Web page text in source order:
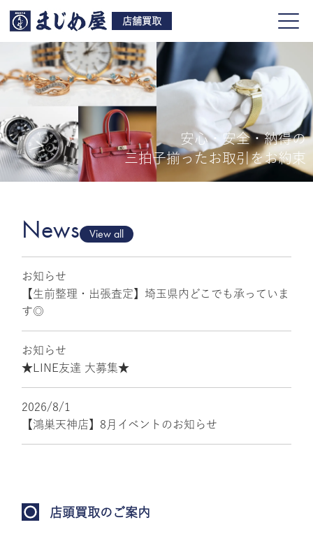
店舗買取
買取品目
店舗一覧
安心・安全・納得の
三拍子揃ったお取引をお約束
News View all
お知らせ
【生前整理・出張査定】埼玉県内どこでも承っていま
す◎
お知らせ
★LINE友達 大募集★
2026/8/1
【鴻巣天神店】8月イベントのお知らせ
店頭買取のご案内